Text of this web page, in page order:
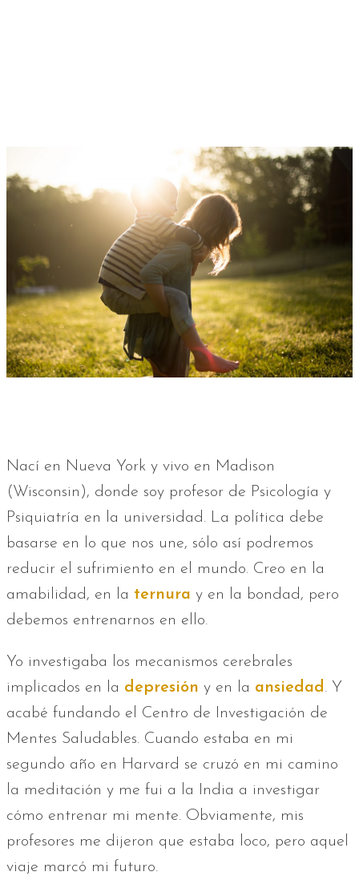
Nací en Nueva York y vivo en Madison
(Wisconsin), donde soy profesor de Psicología y
Psiquiatría en la universidad. La política debe
basarse en lo que nos une, sólo así podremos
reducir el sufrimiento en el mundo. Creo en la
amabilidad, en la ternura y en la bondad, pero
debemos entrenarnos en ello.
Yo investigaba los mecanismos cerebrales
implicados en la depresión y en la ansiedad. Y
acabé fundando el Centro de Investigación de
Mentes Saludables. Cuando estaba en mi
segundo año en Harvard se cruzó en mi camino
la meditación y me fui a la India a investigar
cómo entrenar mi mente. Obviamente, mis
profesores me dijeron que estaba loco, pero aquel
viaje marcó mi futuro.